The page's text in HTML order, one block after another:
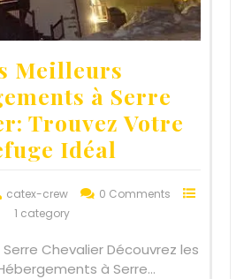
Meilleurs
à Serre
Trouvez Votre
Idéal
catex-crew
0 Comments
1 category
Chevalier Découvrez les
à Serre…